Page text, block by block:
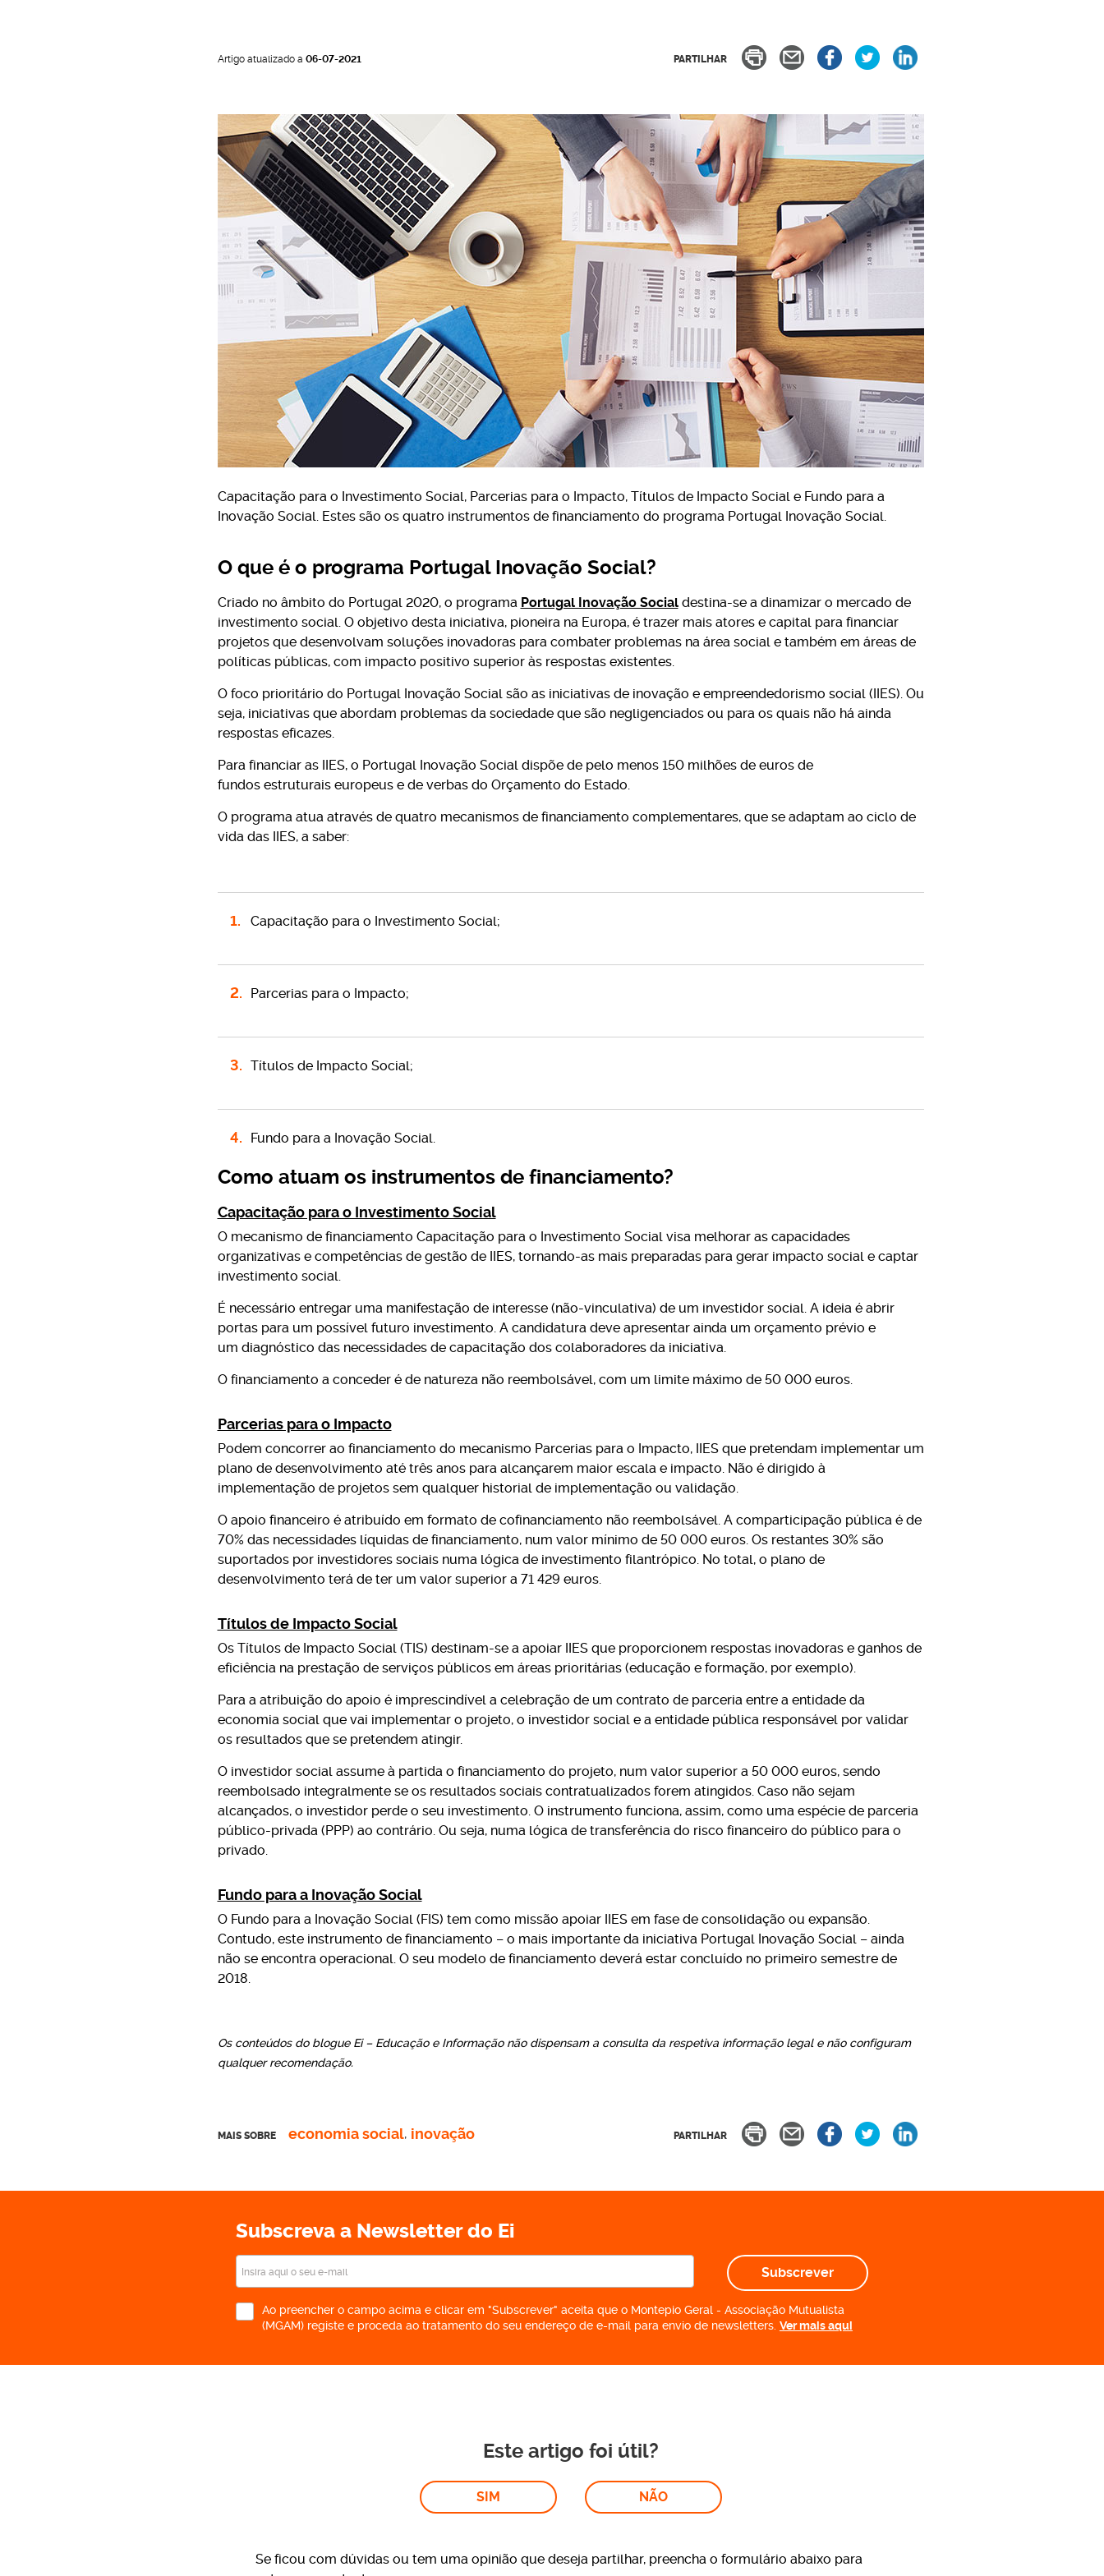
Artigo atualizado a 06-07-2021 PARTILHAR
Capacitação para o Investimento Social, Parcerias para o Impacto, Títulos de Impacto Social e Fundo para a
Inovação Social. Estes são os quatro instrumentos de financiamento do programa Portugal Inovação Social.
O que é o programa Portugal Inovação Social?
Criado no âmbito do Portugal 2020, o programa Portugal Inovação Socialdestina-se a dinamizar o mercado de
investimento social. O objetivo desta iniciativa, pioneira na Europa, é trazer mais atores e capital para financiar
projetos que desenvolvam soluções inovadoras para combater problemas na área social e também em áreas de
políticas públicas, com impacto positivo superior às respostas existentes.
O foco prioritário do Portugal Inovação Social são as iniciativas de inovação e empreendedorismo social (IIES). Ou
seja, iniciativas que abordam problemas da sociedade que são negligenciados ou para os quais não há ainda
respostas eficazes.
Para financiar as IIES, o Portugal Inovação Social dispõe de pelo menos 150 milhões de euros de
fundos estruturais europeus e de verbas do Orçamento do Estado.
O programa atua através de quatro mecanismos de financiamento complementares, que se adaptam ao ciclo de
vida das IIES, a saber:
Capacitação para o Investimento Social;
Parcerias para o Impacto;
Títulos de Impacto Social;
Fundo para a Inovação Social.
Como atuam os instrumentos de financiamento?
Capacitação para o Investimento Social
O mecanismo de financiamento Capacitação para o Investimento Social visa melhorar as capacidades
organizativas e competências de gestão de IIES, tornando-as mais preparadas para gerar impacto social e captar
investimento social.
É necessário entregar uma manifestação de interesse (não-vinculativa) de um investidor social. A ideia é abrir
portas para um possível futuro investimento. A candidatura deve apresentar ainda um orçamento prévio e
um diagnóstico das necessidades de capacitação dos colaboradores da iniciativa.
O financiamento a conceder é de natureza não reembolsável, com um limite máximo de 50 000 euros.
Parcerias para o Impacto
Podem concorrer ao financiamento do mecanismo Parcerias para o Impacto, IIES que pretendam implementar um
plano de desenvolvimento até três anos para alcançarem maior escala e impacto. Não é dirigido à
implementação de projetos sem qualquer historial de implementação ou validação.
O apoio financeiro é atribuído em formato de cofinanciamento não reembolsável. A comparticipação pública é de
70% das necessidades líquidas de financiamento, num valor mínimo de 50 000 euros. Os restantes 30% são
suportados por investidores sociais numa lógica de investimento filantrópico. No total, o plano de
desenvolvimento terá de ter um valor superior a 71 429 euros.
Títulos de Impacto Social
Os Títulos de Impacto Social (TIS) destinam-se a apoiar IIES que proporcionem respostas inovadoras e ganhos de
eficiência na prestação de serviços públicos em áreas prioritárias (educação e formação, por exemplo).
Para a atribuição do apoio é imprescindível a celebração de um contrato de parceria entre a entidade da
economia social que vai implementar o projeto, o investidor social e a entidade pública responsável por validar
os resultados que se pretendem atingir.
O investidor social assume à partida o financiamento do projeto, num valor superior a 50 000 euros, sendo
reembolsado integralmente se os resultados sociais contratualizados forem atingidos. Caso não sejam
alcançados, o investidor perde o seu investimento. O instrumento funciona, assim, como uma espécie de parceria
público-privada (PPP) ao contrário. Ou seja, numa lógica de transferência do risco financeiro do público para o
privado.
Fundo para a Inovação Social
O Fundo para a Inovação Social (FIS) tem como missão apoiar IIES em fase de consolidação ou expansão.
Contudo, este instrumento de financiamento – o mais importante da iniciativa Portugal Inovação Social – ainda
não se encontra operacional. O seu modelo de financiamento deverá estar concluído no primeiro semestre de
2018.
Os conteúdos do blogue Ei – Educação e Informação não dispensam a consulta da respetiva informação legal e não configuram
qualquer recomendação.
MAIS SOBRE economia social, inovação PARTILHAR
Subscreva a Newsletter do Ei
Subscrever
Ao preencher o campo acima e clicar em "Subscrever" aceita que o Montepio Geral - Associação Mutualista
(MGAM) registe e proceda ao tratamento do seu endereço de e-mail para envio de newsletters. Ver mais aqui
Este artigo foi útil?
SIM NÃO
Se ficou com dúvidas ou tem uma opinião que deseja partilhar, preencha o formulário abaixo para